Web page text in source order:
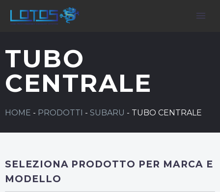
TUBO
CENTRALE
HOME - PRODOTTI - SUBARU - TUBO CENTRALE
SELEZIONA PRODOTTO PER MARCA E
MODELLO